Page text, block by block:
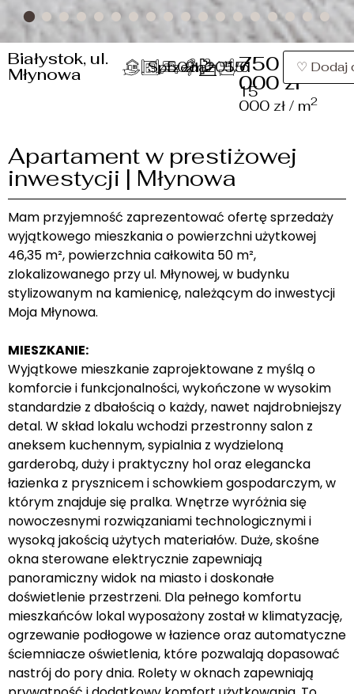
Białystok, ul.
Młynowa Sprzedaż
50 m2
2 2015
5/61
750
000 zł
15
000 zł / m2
♡ Dodaj
Apartament w prestiżowej
inwestycji | Młynowa
Mam przyjemność zaprezentować ofertę sprzedaży
wyjątkowego mieszkania o powierzchni użytkowej
46,35 m², powierzchnia całkowita 50 m²,
zlokalizowanego przy ul. Młynowej, w budynku
stylizowanym na kamienicę, należącym do inwestycji
Moja Młynowa.
MIESZKANIE:
Wyjątkowe mieszkanie zaprojektowane z myślą o
komforcie i funkcjonalności, wykończone w wysokim
standardzie z dbałością o każdy, nawet najdrobniejszy
detal. W skład lokalu wchodzi przestronny salon z
aneksem kuchennym, sypialnia z wydzieloną
garderobą, duży i praktyczny hol oraz elegancka
łazienka z prysznicem i schowkiem gospodarczym, w
którym znajduje się pralka. Wnętrze wyróżnia się
nowoczesnymi rozwiązaniami technologicznymi i
wysoką jakością użytych materiałów. Duże, skośne
okna sterowane elektrycznie zapewniają
panoramiczny widok na miasto i doskonałe
doświetlenie przestrzeni. Dla pełnego komfortu
mieszkańców lokal wyposażony został w klimatyzację,
ogrzewanie podłogowe w łazience oraz automatyczne
ściemniacze oświetlenia, które pozwalają dopasować
nastrój do pory dnia. Rolety w oknach zapewniają